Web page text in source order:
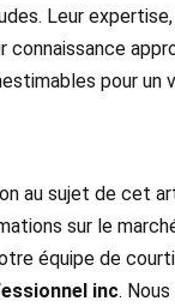
Leur
connaissance
pour un
au sujet de cet
sur le
équipe de
inc.